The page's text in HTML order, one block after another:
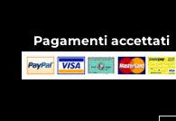
Pagamenti accettati